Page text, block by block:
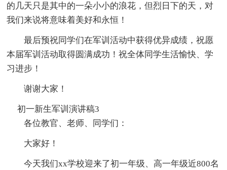
的几天只是其中的一朵小小的浪花，但烈日下的天，对
我们来说将意味着美好和永恒！
最后预祝同学们在军训活动中获得优异成绩，祝愿
本届军训活动取得圆满成功！祝全体同学生活愉快、学
习进步！
谢谢大家！
初一新生军训演讲稿3
各位教官、老师、同学们：
大家好！
今天我们xx学校迎来了初一年级、高一年级近800名